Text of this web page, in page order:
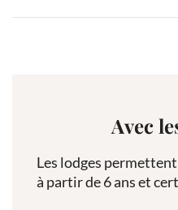
Avec
Les lodges
à partir de 6 ans et